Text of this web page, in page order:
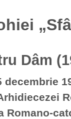
Dâm
Romano-